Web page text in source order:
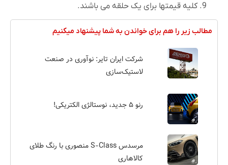
کلیه قیمتها برای یک حلقه می باشند.
مطالب زیر را هم برای خواندن به شما پیشنهاد میکنیم
شرکت ایران تایر: نوآوری در صنعت
لاستیک‌سازی
رنو ۵ جدید، نوستالژی الکتریکی!
مرسدس S-Class منصوری با رنگ طلای
کالاهاری